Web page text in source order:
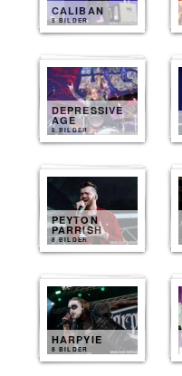
CALIBAN
9 BILDER
DEPRESSIVE
AGE
8 BILDER
PEYTON
PARRISH
8 BILDER
HARPYIE
8 BILDER